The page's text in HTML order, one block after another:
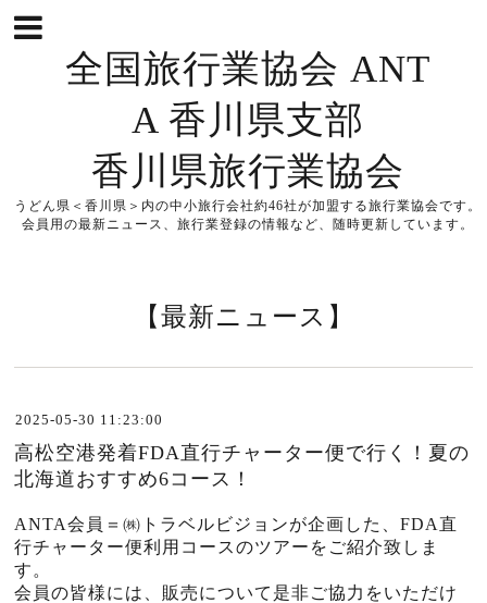
全国旅行業協会 ANT
A 香川県支部
香川県旅行業協会
うどん県＜香川県＞内の中小旅行会社約46社が加盟する旅行業協会です。
会員用の最新ニュース、旅行業登録の情報など、随時更新しています。
【最新ニュース】
2025-05-30 11:23:00
高松空港発着FDA直行チャーター便で行く！夏の
北海道おすすめ6コース！
ANTA会員＝㈱トラベルビジョンが企画した、FDA直
行チャーター便利用コースのツアーをご紹介致しま
す。
会員の皆様には、販売について是非ご協力をいただけ